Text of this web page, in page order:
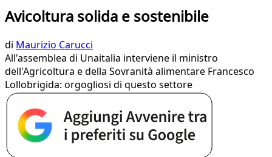
Avicoltura solida e sostenibile
di Maurizio Carucci
All'assemblea di Unaitalia interviene il ministro
dell'Agricoltura e della Sovranità alimentare Francesco
Lollobrigida: orgogliosi di questo settore